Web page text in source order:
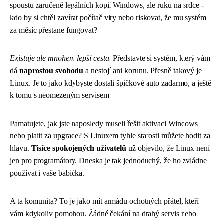
spoustu zaručeně legálních kopií Windows, ale ruku na srdce -
kdo by si chtěl zavírat počítač viry nebo riskovat, že mu systém
za měsíc přestane fungovat?
Existuje ale mnohem lepší cesta. Představte si systém, který vám
dá naprostou svobodu a nestojí ani korunu. Přesně takový je
Linux. Je to jako kdybyste dostali špičkové auto zadarmo, a ještě
k tomu s neomezeným servisem.
Pamatujete, jak jste naposledy museli řešit aktivaci Windows
nebo platit za upgrade? S Linuxem tyhle starosti můžete hodit za
hlavu. Tisíce spokojených uživatelů už objevilo, že Linux není
jen pro programátory. Dneska je tak jednoduchý, že ho zvládne
používat i vaše babička.
A ta komunita? To je jako mít armádu ochotných přátel, kteří
vám kdykoliv pomohou. Žádné čekání na drahý servis nebo